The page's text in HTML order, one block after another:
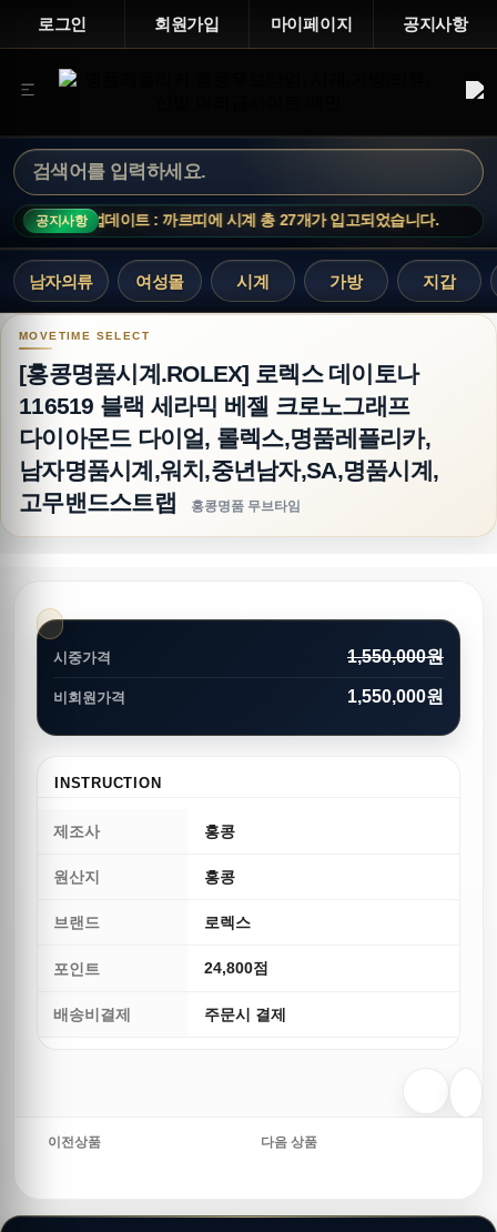
로그인 회원가입 마이페이지 공지사항
공지사항
신상 업데이트 : 까르띠에 시계 총 27개가 입고되었습니다.
남자의류 여성몰 시계 가방 지갑
[홍콩명품시계.ROLEX] 로렉스 데이토나 116519
[홍콩명품시계.ROLEX] 로렉스 데이토나
116519 블랙 세라믹 베젤 크로노그래프
다이아몬드 다이얼, 롤렉스,명품레플리카,
남자명품시계,워치,중년남자,SA,명품시계,
고무밴드스트랩
홍콩명품 무브타임
시중가격 1,550,000원
비회원가격 1,550,000원
INSTRUCTION
제조사 홍콩
원산지 홍콩
브랜드 로렉스
포인트 24,800점
배송비결제 주문시 결제
이전상품 다음 상품